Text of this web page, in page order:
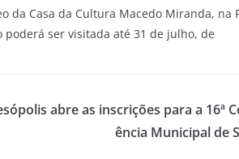
da Casa da Cultura Macedo Miranda, na
poderá ser visitada até 31 de julho, de
abre as inscrições para a 16ª
ência Municipal de